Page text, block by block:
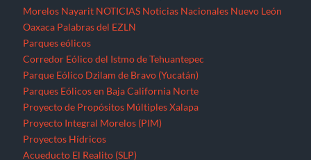
Acueducto Río San Pedro (Guerrero)
Hidroeléctrica La Parota (Guerrero)
Hidroeléctrica Las Cruces (Nayarit)
Hidroeléctrica Paso de la Reina (Oaxaca)
Hidroeléctrica Paso de la Reina (Oaxaca)
Hidroeléctricas en la Sierra Norte de Puebla
Presa La Maroma (SLP) Presa Los Pilares (Sonora)
Presa Picachos (Sinaloa)
Presa y Acueducto del Zapotillo (Jalisco)
Proyecto Hidráulico Monterrey VI